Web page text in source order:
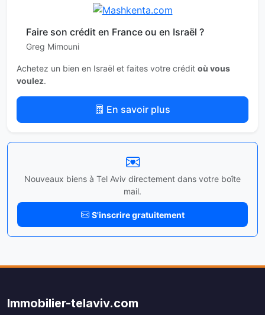
Faire son crédit en France ou en Israël ?
Greg Mimouni
Achetez un bien en Israël et faites votre crédit où vous
voulez.
En savoir plus
Nouveaux biens à Tel Aviv directement dans votre boîte
mail.
S'inscrire gratuitement
Immobilier-telaviv.com